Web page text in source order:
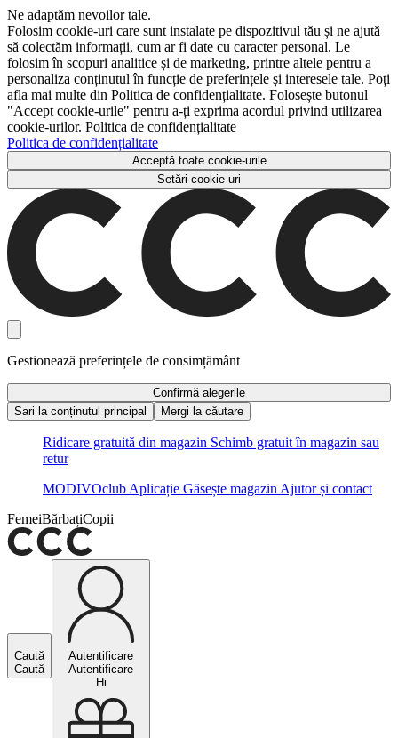
Ne adaptăm nevoilor tale.
Folosim cookie-uri care sunt instalate pe dispozitivul tău și ne ajută
să colectăm informații, cum ar fi date cu caracter personal. Le
folosim în scopuri analitice și de marketing, printre altele pentru a
personaliza conținutul în funcție de preferințele și interesele tale. Poți
afla mai multe din Politica de confidențialitate. Folosește butonul
"Accept cookie-urile" pentru a-ți exprima acordul privind utilizarea
cookie-urilor. Politica de confidențialitate
Politica de confidențialitate
Acceptă toate cookie-urile
Setări cookie-uri
Gestionează preferințele de consimțământ
Confirmă alegerile
Sari la conținutul principal
Mergi la căutare
Ridicare gratuită din magazin Schimb gratuit în magazin sau
retur
MODIVOclub Aplicație Găsește magazin Ajutor și contact
FemeiBărbațiCopii
Caută
Caută
Autentificare
Autentificare
Hi